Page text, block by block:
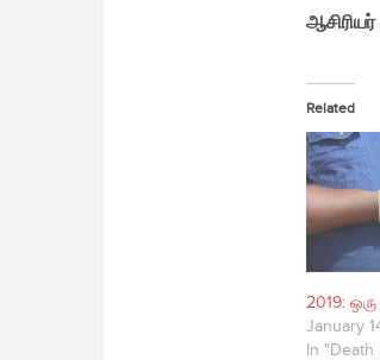
ஆசிரியர்
Related
2019:
January
In "Death